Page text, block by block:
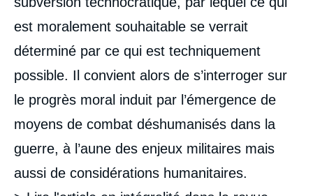
est moralement souhaitable se verrait
déterminé par ce qui est techniquement
possible. Il convient alors de s’interroger sur
le progrès moral induit par l’émergence de
moyens de combat déshumanisés dans la
guerre, à l’aune des enjeux militaires mais
aussi de considérations humanitaires.
Image
de
couverture
de
la
Laure de ROUCY-ROCHEGONDE, « Les
robots tueurs », Articles, Ifri, 11 mars 2024.